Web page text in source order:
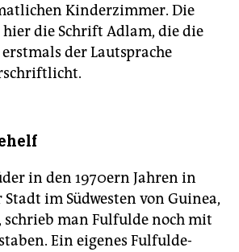
Kinderzimmer. Die
die Schrift Adlam, die die
der Lautsprache
in den 1970ern Jahren in
Stadt im Südwesten von Guinea,
schrieb man Fulfulde noch mit
Ein eigenes Fulfulde-